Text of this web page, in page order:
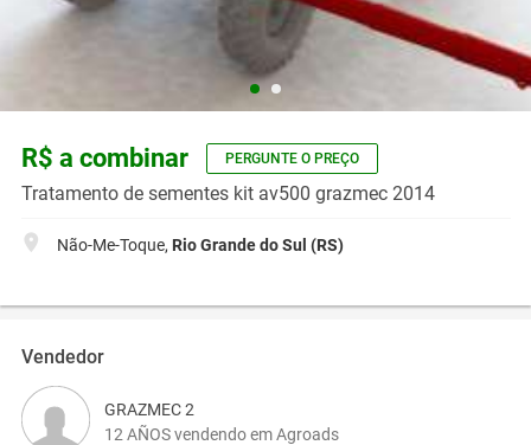
R$ a combinar PERGUNTE O PREÇO
Tratamento de sementes kit av500 grazmec 2014
Não-Me-Toque, Rio Grande do Sul (RS)
Vendedor
GRAZMEC 2
12 AÑOS vendendo em Agroads